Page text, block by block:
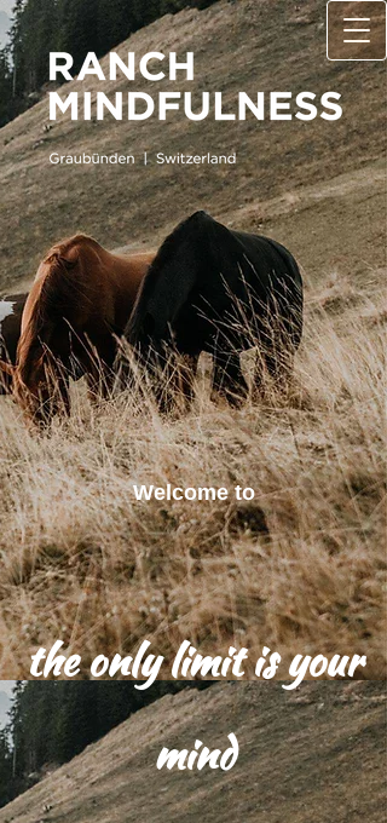
Welcome to
theonly limit is your
min​d